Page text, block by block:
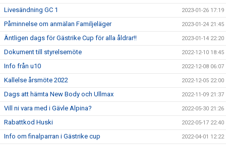
Livesändning GC 1 2023-01-26 17:19
Påminnelse om anmälan Familjeläger 2023-01-24 21:45
Äntligen dags för Gästrike Cup för alla åldrar!! 2023-01-14 22:20
Dokument till styrelsemöte 2022-12-10 18:45
Info från u10 2022-12-08 06:07
Kallelse årsmöte 2022 2022-12-05 22:00
Dags att hämta New Body och Ullmax 2022-11-09 21:37
Vill ni vara med i Gävle Alpina? 2022-05-30 21:26
Rabattkod Huski 2022-05-17 22:40
Info om finalparran i Gästrike cup 2022-04-01 12:22